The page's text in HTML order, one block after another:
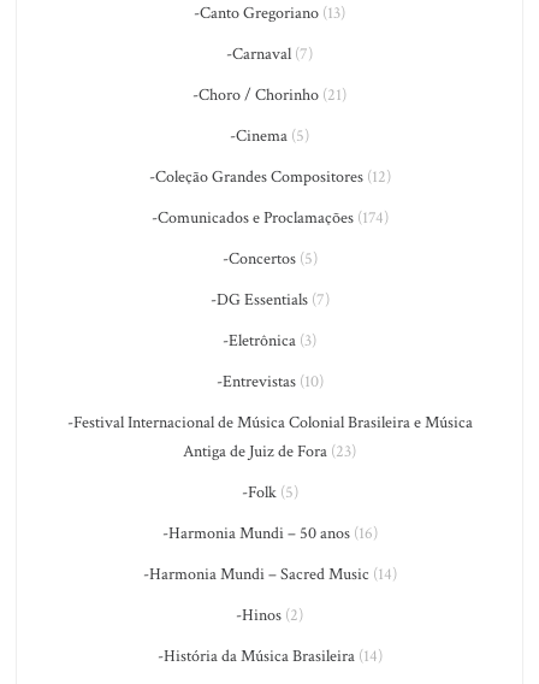
-Canto Gregoriano (13)
-Carnaval (7)
-Choro / Chorinho (21)
-Cinema (5)
-Coleção Grandes Compositores(12)
-Comunicados e Proclamações(174)
-Concertos(5)
-DG Essentials(7)
-Eletrônica (3)
-Entrevistas(10)
-Festival Internacional de Música Colonial Brasileira e Música
Antiga de Juiz de Fora (23)
-Folk(5)
-Harmonia Mundi – 50 anos(16)
-Harmonia Mundi – Sacred Music (14)
-Hinos (2)
-História da Música Brasileira(14)